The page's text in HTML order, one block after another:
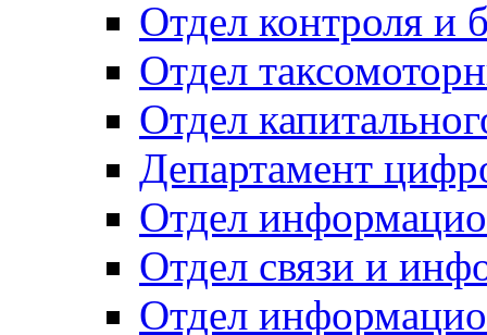
Отдел контроля и
Отдел
Отдел
Департамент
Отдел
Отдел связи и
Отдел